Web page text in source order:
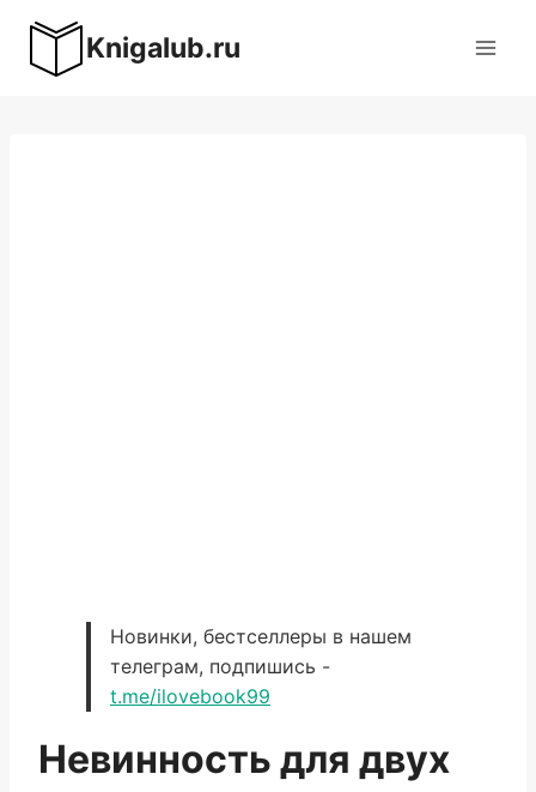
содержимому
Knigalub.ru
Новинки, бестселлеры в нашем
телеграм, подпишись -
t.me/ilovebook99
Невинность для двух